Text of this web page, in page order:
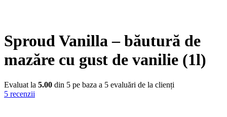
Sproud Vanilla – băutură de
mazăre cu gust de vanilie (1l)
Evaluat la 5.00 din 5 pe baza a 5 evaluări de la clienți
5 recenzii